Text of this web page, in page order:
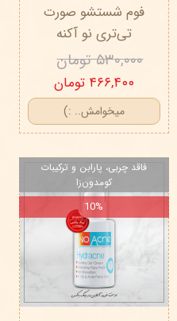
فوم شستشو صورت
تی‌تری نو آکنه
۵۳۰,۰۰۰ تومان
۴۶۶,۴۰۰ تومان
میخوامش.. :)
فاقد چربی، پارابن و ترکیبات
کومدون‌زا
10%